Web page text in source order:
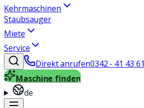
Kehrmaschinen
Staubsauger
Miete
Service
Direkt anrufen0342 - 41 43 61
Maschine finden
de